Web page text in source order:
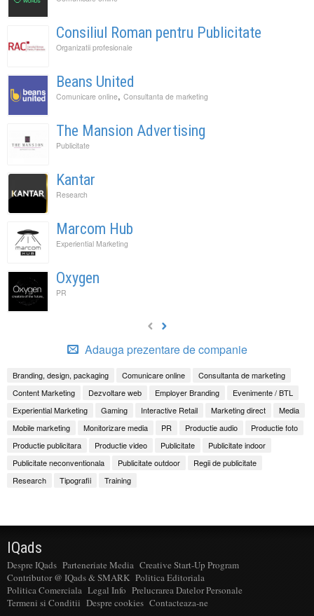
Consiliul Roman pentru Publicitate
Organizatii profesionale
Beans United
Comunicare online, Consultanta de marketing
The Mansion Advertising
Publicitate
Kantar
Research
Marcom Hub
Experiential Marketing
Oxygen
PR
Adauga prezentare de companie
Branding, design, packaging Comunicare online
Consultanta de marketing
Content Marketing
Dezvoltare web Employer Branding
Evenimente / BTL
Experiential Marketing
Gaming Interactive Retail Marketing direct
Media
Mobile marketing
Monitorizare media PR Productie audio
Productie foto
Productie publicitara
Productie video Publicitate
Publicitate indoor
Publicitate neconventionala
Publicitate outdoor
Regii de publicitate
Research
Tipografii Training
IQads
Despre IQads Parteneriate Media Creative Start-Up Program
Contributor @ IQads & SMARK Politica Editoriala
Politica Comerciala Legal Info Prelucrarea Datelor Personale
Termeni si Conditii Despre cookies Contacteaza-ne